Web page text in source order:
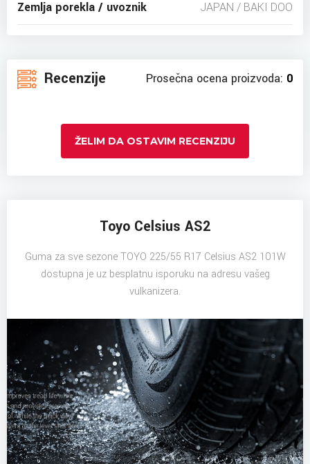
Zemlja porekla / uvoznik JAPAN / BAKI DOO
Recenzije Prosečna ocena proizvoda: 0
ŽELIM DA OSTAVIM RECENZIJU
Toyo Celsius AS2
Guma za sve sezone TOYO 225/55 R17 Celsius AS2 101W
dostupna je uz besplatnu isporuku na adresu vašeg
vulkanizera.